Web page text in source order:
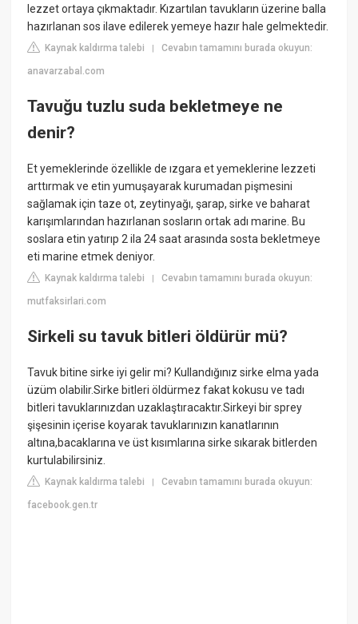
lezzet ortaya çıkmaktadır. Kızartılan tavukların üzerine balla
hazırlanan sos ilave edilerek yemeye hazır hale gelmektedir.
Kaynak kaldırma talebi |Cevabın tamamını burada okuyun:
anavarzabal.com
Tavuğu tuzlu suda bekletmeye ne
denir?
Et yemeklerinde özellikle de ızgara et yemeklerine lezzeti
arttırmak ve etin yumuşayarak kurumadan pişmesini
sağlamak için taze ot, zeytinyağı, şarap, sirke ve baharat
karışımlarından hazırlanan sosların ortak adı marine. Bu
soslara etin yatırıp 2 ila 24 saat arasında sosta bekletmeye
eti marine etmek deniyor.
Kaynak kaldırma talebi |Cevabın tamamını burada okuyun:
mutfaksirlari.com
Sirkeli su tavuk bitleri öldürür mü?
Tavuk bitine sirke iyi gelir mi? Kullandığınız sirke elma yada
üzüm olabilir.Sirke bitleri öldürmez fakat kokusu ve tadı
bitleri tavuklarınızdan uzaklaştıracaktır.Sirkeyi bir sprey
şişesinin içerise koyarak tavuklarınızın kanatlarının
altına,bacaklarına ve üst kısımlarına sirke sıkarak bitlerden
kurtulabilirsiniz.
Kaynak kaldırma talebi |Cevabın tamamını burada okuyun:
facebook.gen.tr